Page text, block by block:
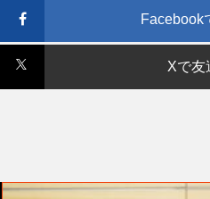
Facebook
Xで友